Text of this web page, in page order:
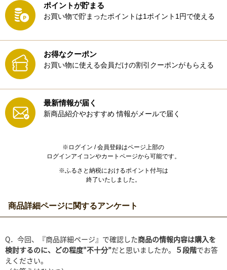
ポイントが貯まる
お買い物で貯まったポイントは1ポイント1円で使える
お得なクーポン
お買い物に使える会員だけの割引クーポンがもらえる
最新情報が届く
新商品紹介やおすすめ 情報がメールで届く
※ログイン / 会員登録はページ上部の
ログインアイコンやカートページから可能です。
※ふるさと納税におけるポイント付与は
終了いたしました。
商品詳細ページに関するアンケート